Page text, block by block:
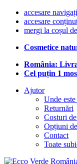
accesare
accesare
mergi la coșul
Cosmetice
România:
Cel puțin 1
Ajutor
Unde
Returnări
Costuri
Opțiuni
Contact
Toate